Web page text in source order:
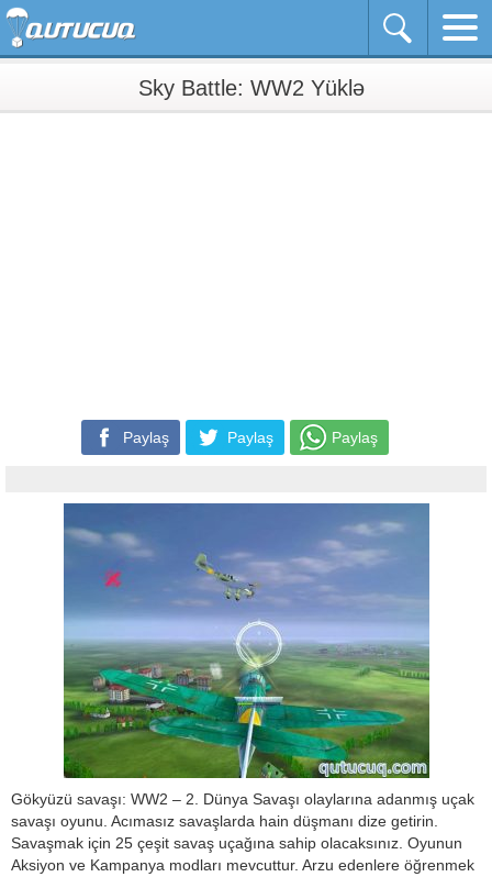
Sky Battle: WW2 Yüklə
Paylaş Paylaş Paylaş
Gökyüzü savaşı: WW2 – 2. Dünya Savaşı olaylarına adanmış uçak
savaşı oyunu. Acımasız savaşlarda hain düşmanı dize getirin.
Savaşmak için 25 çeşit savaş uçağına sahip olacaksınız. Oyunun
Aksiyon ve Kampanya modları mevcuttur. Arzu edenlere öğrenmek